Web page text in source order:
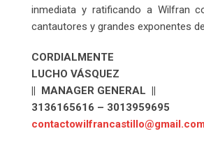
inmediata y ratificando a Wilfran
cantautores y grandes exponentes
CORDIALMENTE
LUCHO VÁSQUEZ
|| MANAGER GENERAL ||
3136165616 – 3013959695
contactowilfrancastillo@gmail.com